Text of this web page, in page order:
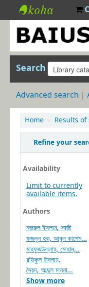
BAIUST
Library
Search
Advanced search
Home › Results
Refine your
Availability
Limit to currently
available items.
Authors
নজরুল ইসলাম, কাজী
ফজলুল হক, আবুল কাশেম...
মাহফুজউল্লাহ, মোহাম্...
রফিকুল ইসলাম,
সৈয়দ, আব্দুল মান্না...
Show more